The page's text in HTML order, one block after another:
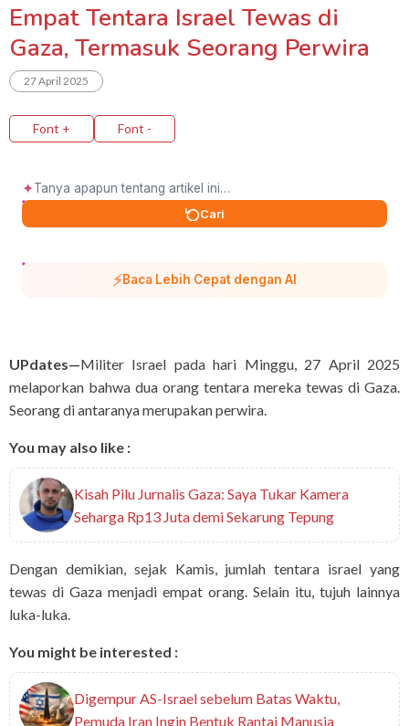
Empat Tentara Israel Tewas di
Gaza, Termasuk Seorang Perwira
27 April 2025
Font + Font -
✦
Cari
⚡Baca Lebih Cepat dengan AI
UPdates—Militer Israel pada hari Minggu, 27 April 2025
melaporkan bahwa dua orang tentara mereka tewas di Gaza.
Seorang di antaranya merupakan perwira.
You may also like :
Kisah Pilu Jurnalis Gaza: Saya Tukar Kamera
Seharga Rp13 Juta demi Sekarung Tepung
Dengan demikian, sejak Kamis, jumlah tentara israel yang
tewas di Gaza menjadi empat orang. Selain itu, tujuh lainnya
luka-luka.
You might be interested :
Digempur AS-Israel sebelum Batas Waktu,
Pemuda Iran Ingin Bentuk Rantai Manusia